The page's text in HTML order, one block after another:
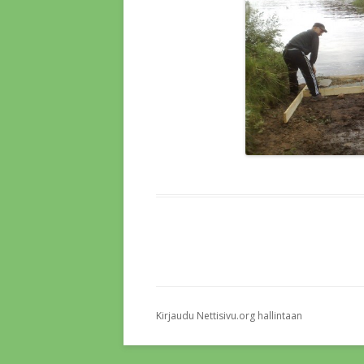
Kirjaudu Nettisivu.org hallintaan